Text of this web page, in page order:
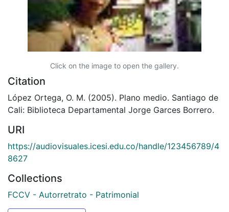
Click on the image to open the gallery.
Citation
López Ortega, O. M. (2005). Plano medio. Santiago de
Cali: Biblioteca Departamental Jorge Garces Borrero.
URI
https://audiovisuales.icesi.edu.co/handle/123456789/4
8627
Collections
FCCV - Autorretrato - Patrimonial